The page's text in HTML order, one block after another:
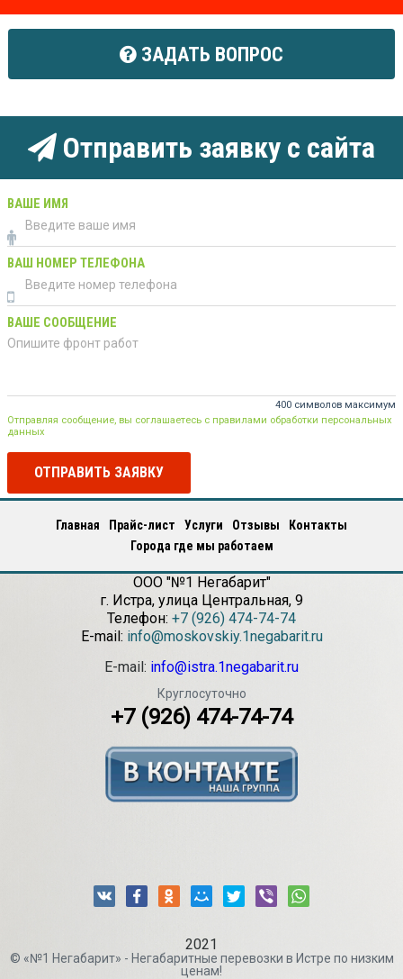
ЗАДАТЬ ВОПРОС
Отправить заявку с сайта
ВАШЕ ИМЯ
ВАШ НОМЕР ТЕЛЕФОНА
ВАШЕ СООБЩЕНИЕ
400 символов максимум
Отправляя сообщение, вы соглашаетесь с правилами обработки персональных
данных
ОТПРАВИТЬ ЗАЯВКУ
Главная Прайс-лист Услуги Отзывы
Контакты
Города где мы работаем
ООО "№1 Негабарит"
г. Истра, улица Центральная, 9
Телефон: +7 (926) 474-74-74
E-mail: info@moskovskiy.1negabarit.ru
E-mail: info@istra.1negabarit.ru
Круглосуточно
+7 (926) 474-74-74
2021
© «№1 Негабарит» - Негабаритные перевозки в Истре по низким
ценам!